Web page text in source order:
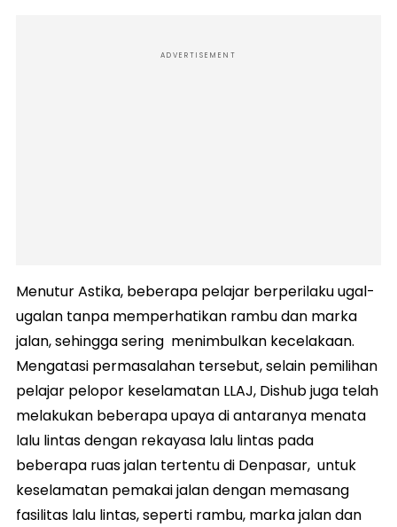
ADVERTISEMENT
Menutur Astika, beberapa pelajar berperilaku ugal-
ugalan tanpa memperhatikan rambu dan marka
jalan, sehingga sering menimbulkan kecelakaan.
Mengatasi permasalahan tersebut, selain pemilihan
pelajar pelopor keselamatan LLAJ, Dishub juga telah
melakukan beberapa upaya di antaranya menata
lalu lintas dengan rekayasa lalu lintas pada
beberapa ruas jalan tertentu di Denpasar, untuk
keselamatan pemakai jalan dengan memasang
fasilitas lalu lintas, seperti rambu, marka jalan dan